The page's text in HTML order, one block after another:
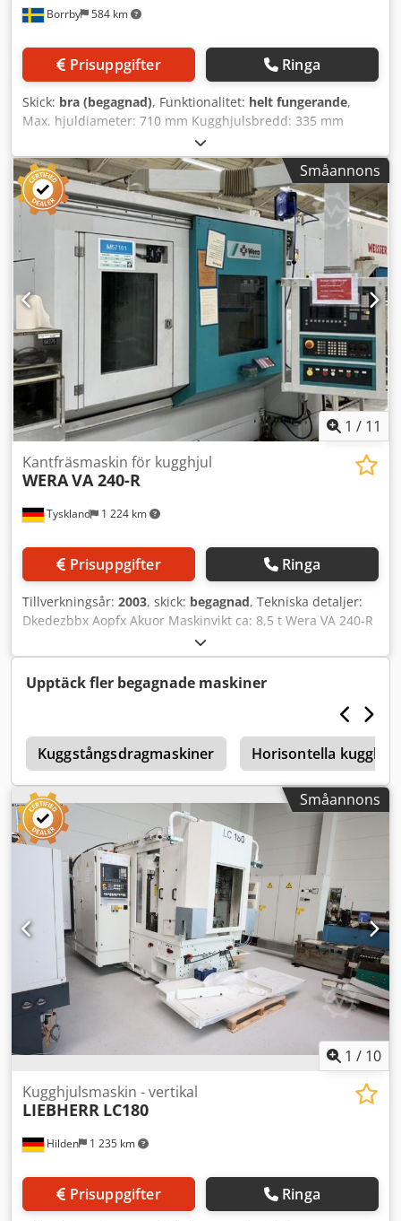
kuggbearbetningsmaskiner finns i lager att välja på.
Borrby 584 km
Prisuppgifter Ringa
Skick: bra (begagnad), Funktionalitet: helt fungerande,
Max. hjuldiameter: 710 mm Kugghjulsbredd: 335 mm
Bordstorlek: 630 mm Bordets borrhål: 120 mm Max.
bordbelastning: 700 kg Dkedpfx Aezbt Hrjkuor Max. modul:
7 Min. modul: 1 Spindelvarvtalsområde (hob): 40-315
varv/min Matningsområde: Axial: 0,40 - 5 mm/varv Radiell:
0,20 - 2,5 mm/varv Tangentiell: 0,1-1,25 mm/varv
Småannons
1 / 11
Tyskland 1 224 km
Kantfräsmaskin för kugghjul
WERAVA 240-R
Prisuppgifter Ringa
Tillverkningsår: 2003, skick: begagnad, Tekniska detaljer:
Dkedezbbx Aopfx Akuor Maskinvikt ca: 8,5 t Wera VA 240-R
kuggkantsfräsmaskin Användning: tillverkning av
synkronkugg, avfasning av synkronkugg samt
gradborttagning In- och utloppsband Tillverkningsår: 2003
Styrsystem 840 D PL Mått inkl. in- och utloppsband: 4,8m x
Upptäck fler begagnade maskiner
Kuggstångsdragmaskiner Horisontella
Småannons
1 / 10
Hilden 1 235 km
Kugghjulsmaskin - vertikal
LIEBHERR LC180
Prisuppgifter Ringa